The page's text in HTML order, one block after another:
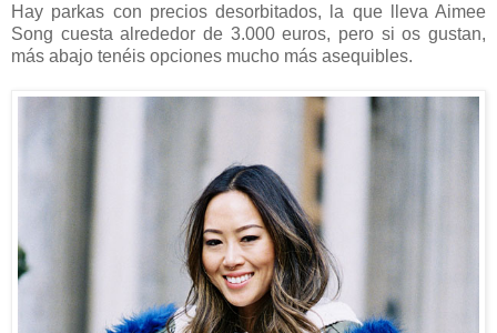
Hay parkas con precios desorbitados, la que lleva Aimee
Song cuesta alrededor de 3.000 euros, pero si os gustan,
más abajo tenéis opciones mucho más asequibles.